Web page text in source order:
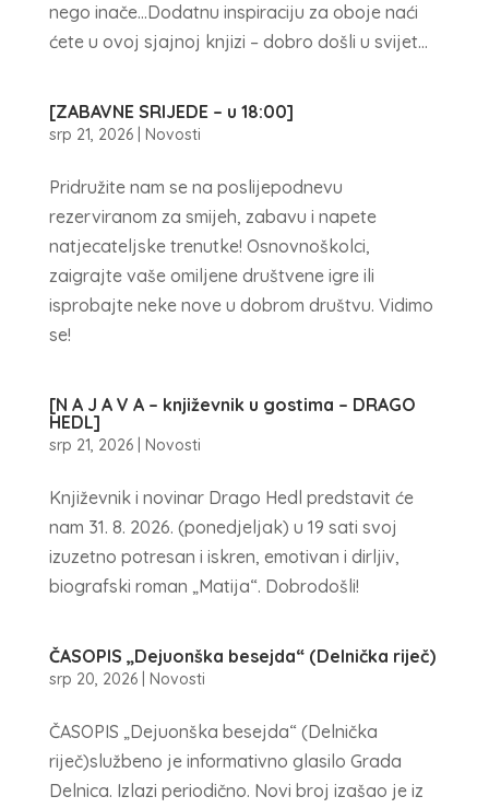
nego inače…Dodatnu inspiraciju za oboje naći
ćete u ovoj sjajnoj knjizi – dobro došli u svijet...
[ZABAVNE SRIJEDE – u 18:00]
srp 21, 2026| Novosti
Pridružite nam se na poslijepodnevu
rezerviranom za smijeh, zabavu i napete
natjecateljske trenutke! Osnovnoškolci,
zaigrajte vaše omiljene društvene igre ili
isprobajte neke nove u dobrom društvu. Vidimo
se!
[N A J A V A – književnik u gostima – DRAGO
HEDL]
srp 21, 2026| Novosti
Književnik i novinar Drago Hedl predstavit će
nam 31. 8. 2026. (ponedjeljak) u 19 sati svoj
izuzetno potresan i iskren, emotivan i dirljiv,
biografski roman „Matija“. Dobrodošli!
ČASOPIS „Dejuonška besejda“ (Delnička riječ)
srp 20, 2026| Novosti
ČASOPIS „Dejuonška besejda“ (Delnička
riječ)službeno je informativno glasilo Grada
Delnica. Izlazi periodično. Novi broj izašao je iz